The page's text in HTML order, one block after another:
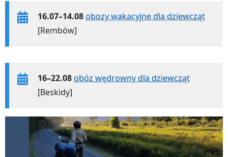
16.07–14.08obozy wakacyjne dla dziewcząt
[Rembów]
16–22.08obóz wędrowny dla dziewcząt
[Beskidy]